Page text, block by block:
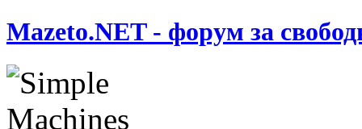
Mazeto.NET - форум за